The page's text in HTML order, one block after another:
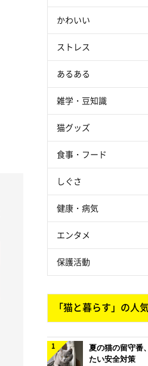
かわいい
ストレス
あるある
雑学・豆知識
猫グッズ
食事・フード
しぐさ
健康・病気
エンタメ
保護活動
「猫と暮らす」の人
夏の猫の留守番
たい安全対策